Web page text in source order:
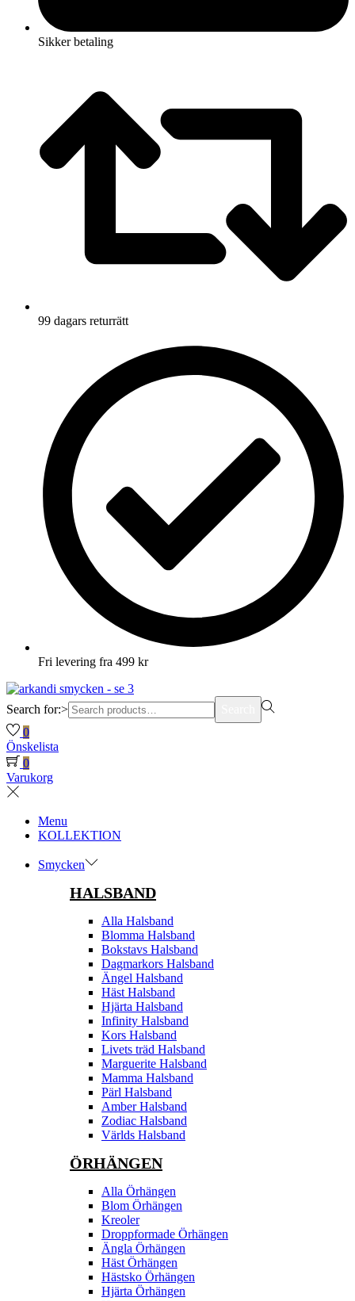
Sikker betaling
99 dagars returrätt
Fri levering fra 499 kr
Search for:>
0
Önskelista
0
Varukorg
Menu
KOLLEKTION
Smycken
HALSBAND
Alla Halsband
Blomma Halsband
Bokstavs Halsband
Dagmarkors Halsband
Ängel Halsband
Häst Halsband
Hjärta Halsband
Infinity Halsband
Kors Halsband
Livets träd Halsband
Marguerite Halsband
Mamma Halsband
Pärl Halsband
Amber Halsband
Zodiac Halsband
Världs Halsband
ÖRHÄNGEN
Alla Örhängen
Blom Örhängen
Kreoler
Droppformade Örhängen
Ängla Örhängen
Häst Örhängen
Hästsko Örhängen
Hjärta Örhängen